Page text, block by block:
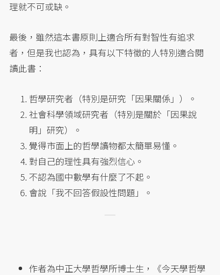
理就不可或缺。
最後，雖然這本書原則上適合所有對智性有追求
者，但是我也認為，具有以下特徵的人特別適合閱
讀此書：
哲學研究者（特別是研究「因果關係」）。
社會科學領域研究者（特別是關於「因果說
明」研究）。
覺得市面上的哲學讀物都太簡單易懂。
對自己的理性具有強烈信心。
不認為國中數學有什麼了不起。
會說「我不回答假設性問題」。
作者為中正大學哲學所博士生，《今天學哲學